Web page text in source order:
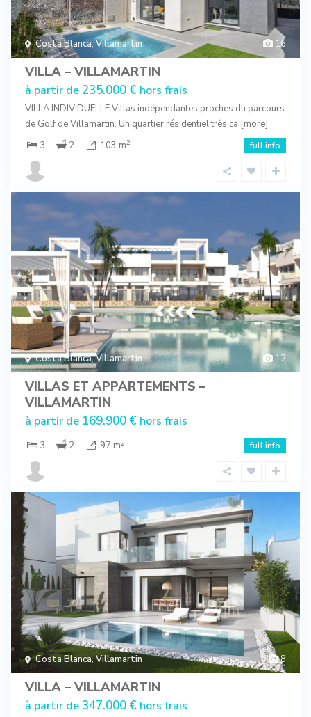
16
Costa Blanca,Villamartin
VILLA – VILLAMARTIN
à partir de 235.000 € hors frais
VILLA INDIVIDUELLE Villas indépendantes proches du parcours
de Golf de Villamartin. Un quartier résidentiel très ca [more]
3
2 103 m2 full info
12
Costa Blanca,Villamartin
VILLAS ET APPARTEMENTS –
VILLAMARTIN
à partir de 169.900 € hors frais
3 2 97 m2 full info
8
Costa Blanca,Villamartin
VILLA – VILLAMARTIN
à partir de 347.000 € hors frais